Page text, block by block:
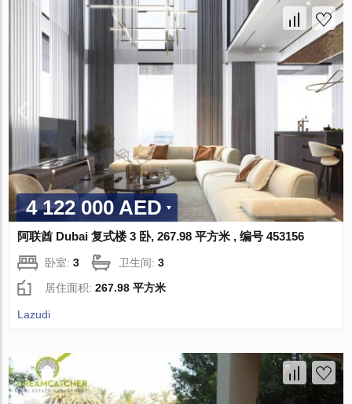
4 122 000 AED
阿联酋 Dubai 复式楼 3 卧, 267.98 平方米 , 编号 453156
卧室:3 卫生间:3
居住面积:267.98 平方米
Lazudi